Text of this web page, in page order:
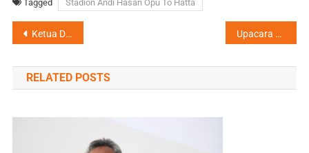
Tagged Stadion Andi Hasan Opu To Hatta
Navigasi
pos
Ketua DPRD Aripin Hadiri HUT Kemenkumham di Makassar Upacara HUT RI 78 di Lutim Berlangsung Hikmat, Peserta Aubade Libatkan 1.000 Pelajar SMP
RELATED POSTS